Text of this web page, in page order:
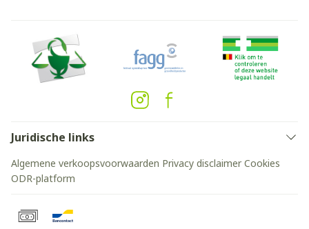
Juridische links
Algemene verkoopsvoorwaarden Privacy disclaimer Cookies
ODR-platform